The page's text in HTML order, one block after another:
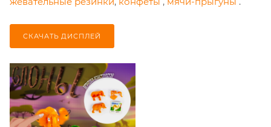
СКАЧАТЬ ДИСПЛЕЙ